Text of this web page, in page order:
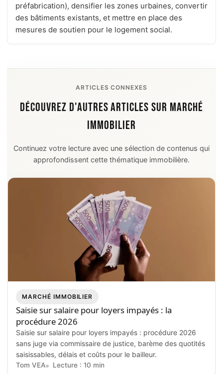
préfabrication), densifier les zones urbaines, convertir
des bâtiments existants, et mettre en place des
mesures de soutien pour le logement social.
ARTICLES CONNEXES
DÉCOUVREZ D'AUTRES ARTICLES SUR MARCHÉ
IMMOBILIER
Continuez votre lecture avec une sélection de contenus qui
approfondissent cette thématique immobilière.
MARCHÉ IMMOBILIER
Saisie sur salaire pour loyers impayés : la
procédure 2026
Saisie sur salaire pour loyers impayés : procédure 2026
sans juge via commissaire de justice, barème des quotités
saisissables, délais et coûts pour le bailleur.
Tom VEA Lecture : 10 min